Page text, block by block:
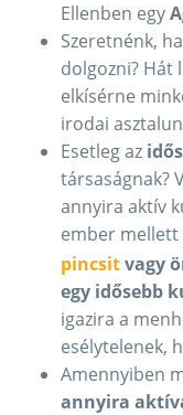
Ellenben egy
Szeretnénk,
dolgozni? Hát
elkísérne
irodai
Esetleg az
társaságnak?
annyira aktív
ember
pincsitvagy
egy idősebb
igazira a
esélytelenek,
Amennyiben
annyira